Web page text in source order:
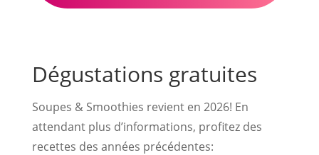
Dégustations gratuites
Soupes & Smoothies revient en 2026! En
attendant plus d’informations, profitez des
recettes des années précédentes: